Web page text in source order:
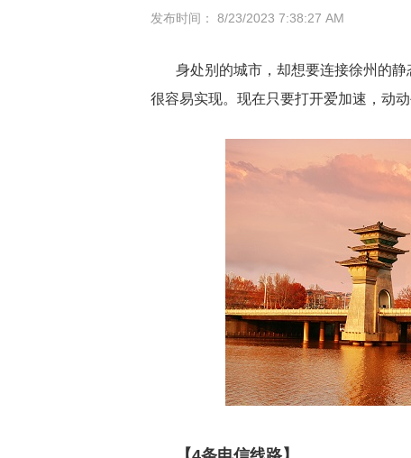
发布时间： 8/23/2023 7:38:27 AM
身处别的城市，却想要连接徐州的
很容易实现。现在只要打开爱加速，动